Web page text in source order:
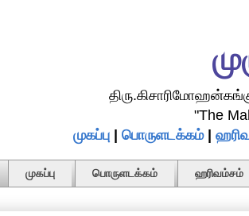
"The
முகப்பு
பொருளடக்கம்|
முகப்பு பொருளடக்கம் ஹரிவம்சம்